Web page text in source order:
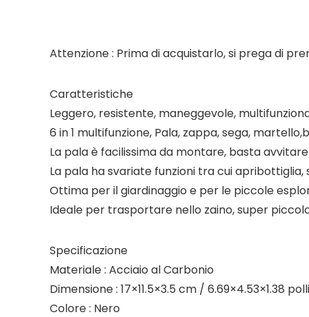
Attenzione : Prima di acquistarlo, si prega di
Caratteristiche
Leggero, resistente, maneggevole,
6 in 1 multifunzione, Pala, zappa, sega,
La pala è facilissima da montare, basta
La pala ha svariate funzioni tra cui
Ottima per il giardinaggio e per le piccole
Ideale per trasportare nello zaino, super
Specificazione
Materiale : Acciaio al Carbonio
Dimensione : 17×11.5×3.5 cm / 6.69×4.53×1.38
Colore : Nero